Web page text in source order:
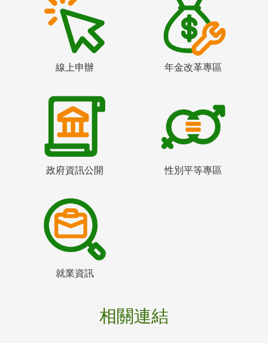
線上申辦 年金改革專區
政府資訊公開 性別平等專區
就業資訊
相關連結